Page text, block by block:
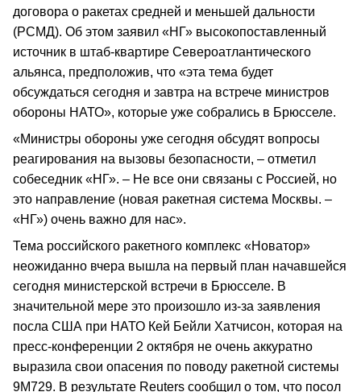
договора о ракетах средней и меньшей дальности
(РСМД). Об этом заявил «НГ» высокопоставленный
источник в штаб-квартире Североатлантического
альянса, предположив, что «эта тема будет
обсуждаться сегодня и завтра на встрече министров
обороны НАТО», которые уже собрались в Брюсселе.
«Министры обороны уже сегодня обсудят вопросы
реагирования на вызовы безопасности, – отметил
собеседник «НГ». – Не все они связаны с Россией, но
это направление (новая ракетная система Москвы. –
«НГ») очень важно для нас».
Тема российского ракетного комплекс «Новатор»
неожиданно вчера вышла на первый план начавшейся
сегодня министерской встречи в Брюсселе. В
значительной мере это произошло из-за заявления
посла США при НАТО Кей Бейли Хатчисон, которая на
пресс-конференции 2 октября не очень аккуратно
выразила свои опасения по поводу ракетной системы
9М729. В результате Reuters сообщил о том, что посол